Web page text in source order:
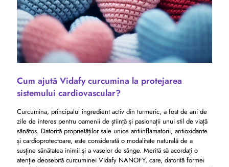
Cum ajută Vidafy curcumina la protejarea
sistemului cardiovascular?
Curcumina, principalul ingredient activ din turmeric, a fost de ani de
zile de interes pentru oamenii de știință și pasionații unui stil de viață
sănătos. Datorită proprietăților sale unice antiinflamatorii, antioxidante
și cardioprotectoare, este considerată o modalitate naturală de a
susține sănătatea inimii și a vaselor de sânge. Merită să acordați o
atenție deosebită curcuminei Vidafy NANOFY, care, datorită formei